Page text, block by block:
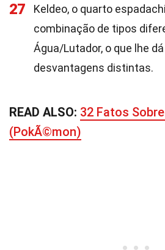
27
Keldeo, o quarto
combinação de tipos
Água/Lutador, o que lhe
desvantagens distintas.
READ ALSO: 32 Fatos
(PokÃ©mon)